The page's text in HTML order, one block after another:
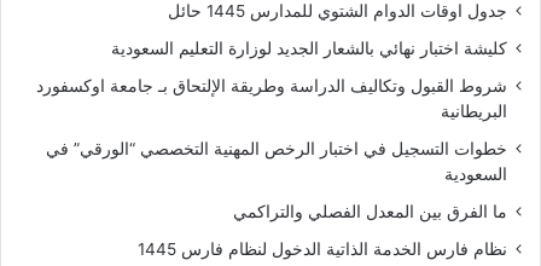
جدول اوقات الدوام الشتوي للمدارس 1445 حائل
كليشة اختبار نهائي بالشعار الجديد لوزارة التعليم السعودية
شروط القبول وتكاليف الدراسة وطريقة الإلتحاق بـ جامعة اوكسفورد
البريطانية
خطوات التسجيل في اختبار الرخص المهنية التخصصي “الورقي” في
السعودية
ما الفرق بين المعدل الفصلي والتراكمي
نظام فارس الخدمة الذاتية الدخول لنظام فارس 1445